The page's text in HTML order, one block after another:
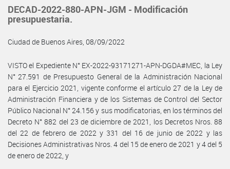
DECAD-2022-880-APN-JGM - Modificación
presupuestaria.
Ciudad de Buenos Aires, 08/09/2022
VISTO el Expediente N° EX-2022-93171271-APN-DGDA#MEC, la Ley
N° 27.591 de Presupuesto General de la Administración Nacional
para el Ejercicio 2021, vigente conforme el artículo 27 de la Ley de
Administración Financiera y de los Sistemas de Control del Sector
Público Nacional N° 24.156 y sus modificatorias, en los términos del
Decreto N° 882 del 23 de diciembre de 2021, los Decretos Nros. 88
del 22 de febrero de 2022 y 331 del 16 de junio de 2022 y las
Decisiones Administrativas Nros. 4 del 15 de enero de 2021 y 4 del 5
de enero de 2022, y